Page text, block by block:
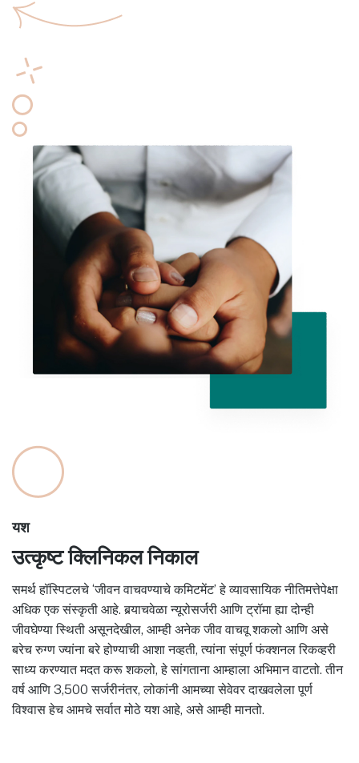
यश
उत्कृष्ट क्लिनिकल निकाल
समर्थ हॉस्पिटलचे ‘जीवन वाचवण्याचे कमिटमेंट’ हे व्यावसायिक नीतिमत्तेपेक्षा
अधिक एक संस्कृती आहे. बर्‍याचवेळा न्यूरोसर्जरी आणि ट्रॉमा ह्या दोन्ही
जीवघेण्या स्थिती असूनदेखील, आम्ही अनेक जीव वाचवू शकलो आणि असे
बरेच रुग्ण ज्यांना बरे होण्याची आशा नव्हती, त्यांना संपूर्ण फंक्शनल रिकव्हरी
साध्य करण्यात मदत करू शकलो, हे सांगताना आम्हाला अभिमान वाटतो. तीन
वर्ष आणि 3,500 सर्जरीनंतर, लोकांनी आमच्या सेवेवर दाखवलेला पूर्ण
विश्वास हेच आमचे सर्वात मोठे यश आहे, असे आम्ही मानतो.